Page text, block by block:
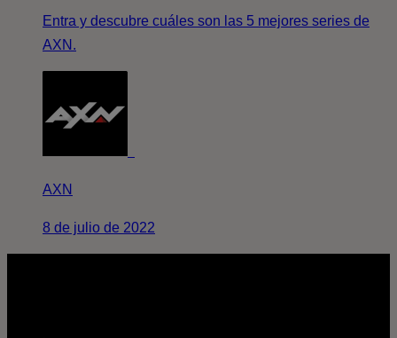
Entra y descubre cuáles son las 5 mejores series de
AXN.
AXN
8 de julio de 2022